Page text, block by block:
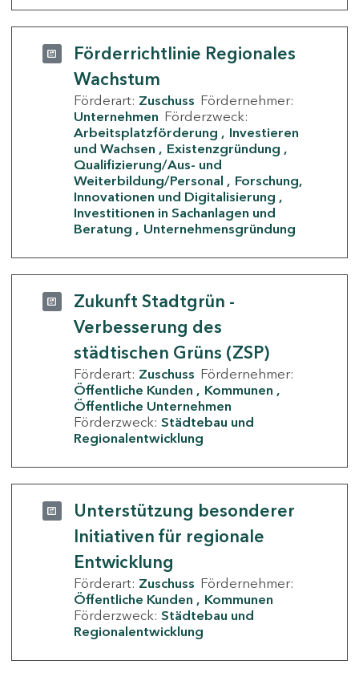
Förderrichtlinie Regionales
Wachstum
Förderart: Zuschuss Fördernehmer:
Unternehmen Förderzweck:
Arbeitsplatzförderung
Investieren
und Wachsen
Existenzgründung
Qualifizierung/Aus- und
Weiterbildung/Personal
Forschung,
Innovationen und Digitalisierung
Investitionen in Sachanlagen und
Beratung
Unternehmensgründung
Zukunft Stadtgrün -
Verbesserung des
städtischen Grüns (ZSP)
Förderart: Zuschuss Fördernehmer:
Öffentliche Kunden
Kommunen
Öffentliche Unternehmen
Förderzweck: Städtebau und
Regionalentwicklung
Unterstützung besonderer
Initiativen für regionale
Entwicklung
Förderart: Zuschuss Fördernehmer:
Öffentliche Kunden
Kommunen
Förderzweck: Städtebau und
Regionalentwicklung